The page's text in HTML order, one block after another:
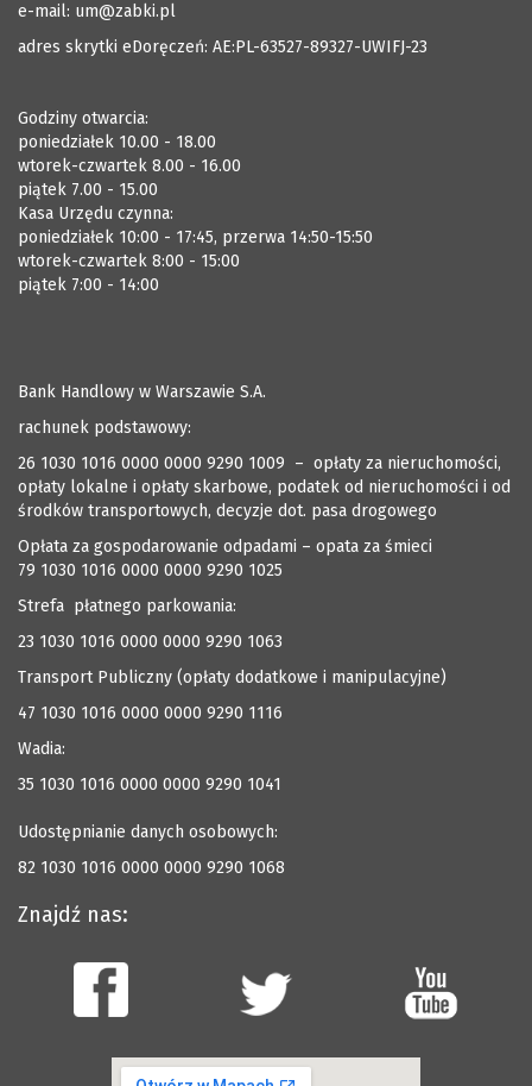
e-mail: um@zabki.pl
adres skrytki eDoręczeń: AE:PL-63527-89327-UWIFJ-23
Godziny otwarcia:
poniedziałek 10.00 - 18.00
wtorek-czwartek 8.00 - 16.00
piątek 7.00 - 15.00
Kasa Urzędu czynna:
poniedziałek 10:00 - 17:45, przerwa 14:50-15:50
wtorek-czwartek 8:00 - 15:00
piątek 7:00 - 14:00
Bank Handlowy w Warszawie S.A.
rachunek podstawowy:
26 1030 1016 0000 0000 9290 1009 – opłaty za nieruchomości,
opłaty lokalne i opłaty skarbowe, podatek od nieruchomości i od
środków transportowych, decyzje dot. pasa drogowego
Opłata za gospodarowanie odpadami – opata za śmieci
79 1030 1016 0000 0000 9290 1025
Strefa płatnego parkowania:
23 1030 1016 0000 0000 9290 1063
Transport Publiczny (opłaty dodatkowe i manipulacyjne)
47 1030 1016 0000 0000 9290 1116
Wadia:
35 1030 1016 0000 0000 9290 1041
Udostępnianie danych osobowych:
82 1030 1016 0000 0000 9290 1068
Znajdź nas: